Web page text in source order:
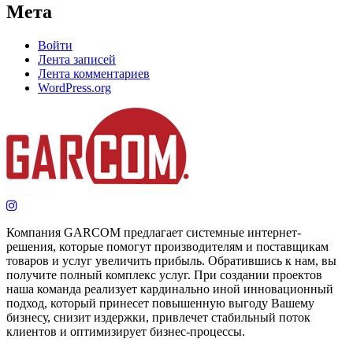
Мета
Войти
Лента записей
Лента комментариев
WordPress.org
Компания GARCOM предлагает системные интернет-
решения, которые помогут производителям и поставщикам
товаров и услуг увеличить прибыль. Обратившись к нам, вы
получите полный комплекс услуг. При создании проектов
наша команда реализует кардинально иной инновационный
подход, который принесет повышенную выгоду Вашему
бизнесу, снизит издержки, привлечет стабильный поток
клиентов и оптимизирует бизнес-процессы.